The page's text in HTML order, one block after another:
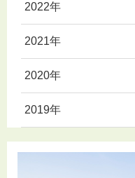
2022年
2021年
2020年
2019年